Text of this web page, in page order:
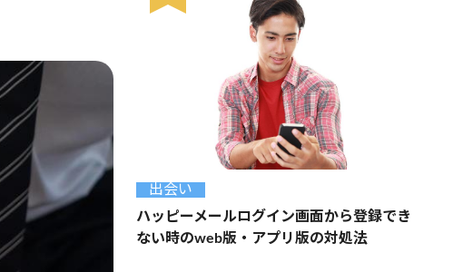
出会い
ハッピーメールログイン画面から登録でき
ない時のweb版・アプリ版の対処法